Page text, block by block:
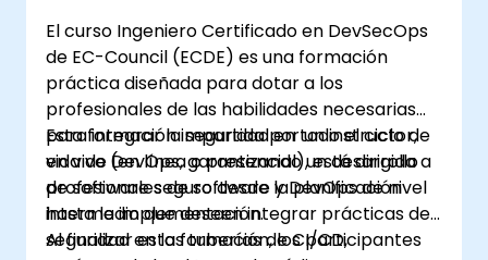
El curso Ingeniero Certificado en DevSecOps
de EC-Council (ECDE) es una formación
práctica diseñada para dotar a los
profesionales de las habilidades necesarias
para integrar la seguridad en todo el ciclo de
vida de DevOps, garantizando un desarrollo
de software seguro desde la planificación
hasta la implementación.
Esta formación impartida por un instructor,
en vivo (en línea o presencial), está dirigida a
profesionales de software y DevOps de nivel
intermedio que deseen integrar prácticas de
seguridad en las tuberías de CI/CD,
Al finalizar esta formación, los participantes